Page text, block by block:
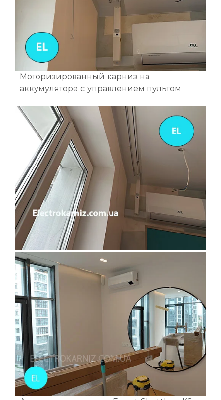
Моторизированный карниз на
аккумуляторе с управлением пультом